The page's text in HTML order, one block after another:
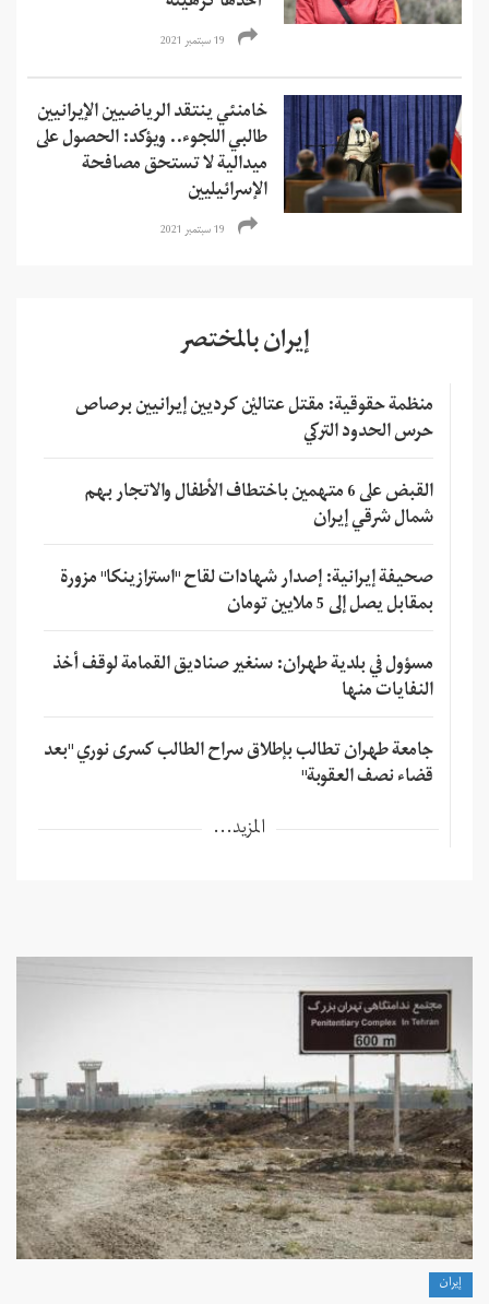
19 سبتمبر 2021
خامنئي ينتقد الرياضيين الإيرانيين
طالبي اللجوء.. ويؤكد: الحصول على
ميدالية لا تستحق مصافحة
الإسرائيليين
19 سبتمبر 2021
إيران بالمختصر
منظمة حقوقية: مقتل عتاليْن كرديين إيرانيين برصاص
حرس الحدود التركي
القبض على 6 متهمين باختطاف الأطفال والاتجار بهم
شمال شرقي إيران
صحيفة إيرانية: إصدار شهادات لقاح "استرازينكا" مزورة
بمقابل يصل إلى 5 ملايين تومان
مسؤول في بلدية طهران: سنغير صناديق القمامة لوقف أخذ
النفايات منها
جامعة طهران تطالب بإطلاق سراح الطالب كسرى نوري "بعد
قضاء نصف العقوبة"
المزيد...
إيران